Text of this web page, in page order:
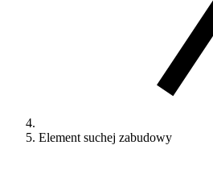
Element suchej zabudowy